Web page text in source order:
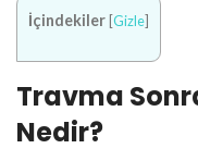
İçindekiler [Gizle]
Travma
Nedir?